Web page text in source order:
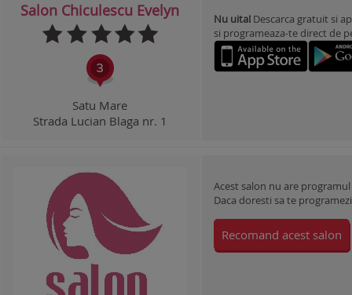
Salon Chiculescu Evelyn
Satu Mare
Strada Lucian Blaga nr. 1
Nu uita! Descarca gratuit si
si programeaza-te direct de
Acest salon nu are
Daca doresti sa te
Recomand acest salon